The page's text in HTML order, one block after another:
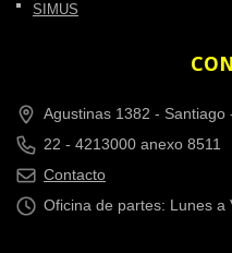
SIMUS
Agustinas 1382 - Santiago
22 - 4213000 anexo 8511
Contacto
Oficina de partes: Lunes